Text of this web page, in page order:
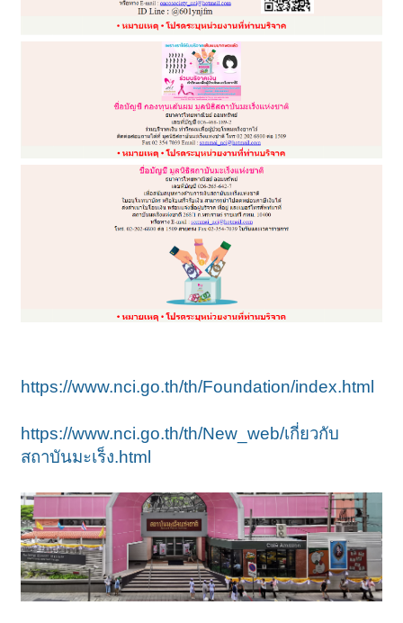
https://www.nci.go.th/th/Foundation/index.html
https://www.nci.go.th/th/New_web/เกี่ยวกับ
สถาบันมะเร็ง.html